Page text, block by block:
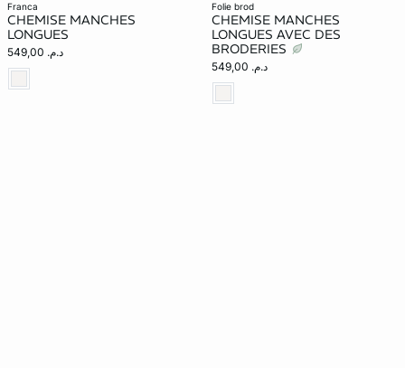
franca
CHEMISE MANCHES
LONGUES
د.م. 549,00
folie brod
CHEMISE MANCHES
LONGUES AVEC DES
BRODERIES
د.م. 549,00